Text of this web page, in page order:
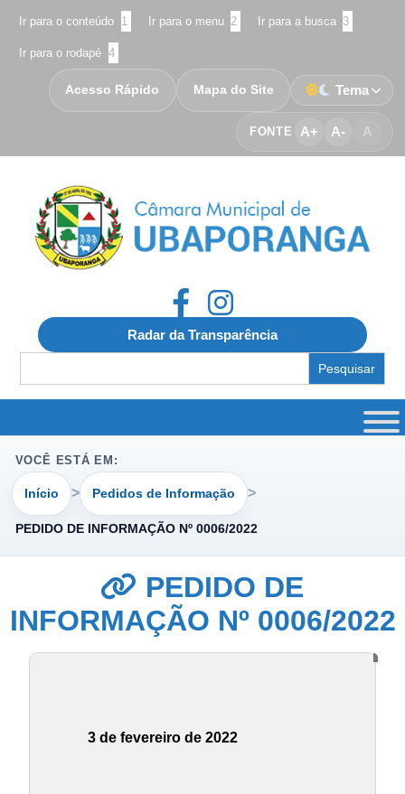
Ir para o conteúdo 1 Ir para o menu 2 Ir para a busca 3
Ir para o rodapé 4
FONTE A+ A- A
Acesso Rápido Mapa do Site Tema
Radar da Transparência
for:
VOCÊ ESTÁ EM:
Início Pedidos de Informação
PEDIDO DE INFORMAÇÃO Nº 0006/2022
PEDIDO DE
INFORMAÇÃO Nº 0006/2022
3 de fevereiro de 2022